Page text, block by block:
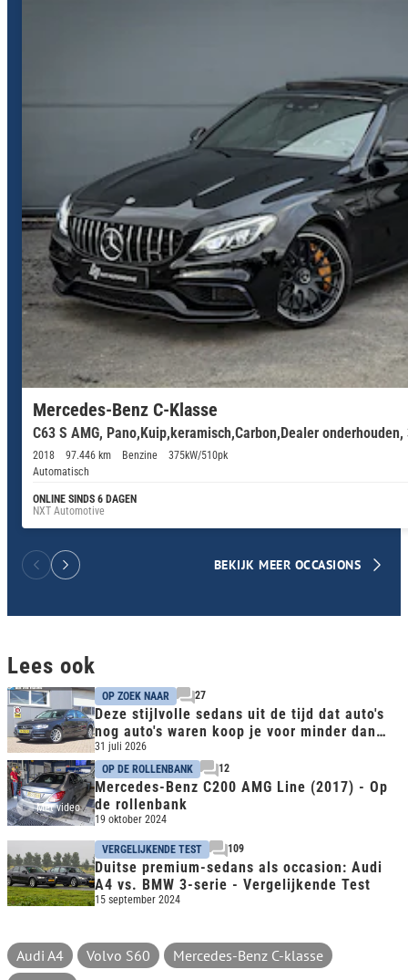
Mercedes-Benz C-Klasse
C63 S AMG, Pano,Kuip,keramisch,Carbon,Dealer
2018 97.446 km Benzine
375kW/510pk
Automatisch
ONLINE SINDS 6 DAGEN
NXT Automotive
BEKIJK MEER OCCASIONS
Lees ook
OP ZOEK NAAR 27
Deze stijlvolle sedans uit de tijd dat auto's
nog auto's waren koop je voor minder dan
€10.000
31 juli 2026
Met video
OP DE ROLLENBANK 12
Mercedes-Benz C200 AMG Line (2017) - Op
de rollenbank
19 oktober 2024
VERGELIJKENDE TEST 109
Duitse premium-sedans als occasion: Audi
A4 vs. BMW 3-serie - Vergelijkende Test
15 september 2024
Audi A4 Volvo S60
Mercedes-Benz C-klasse